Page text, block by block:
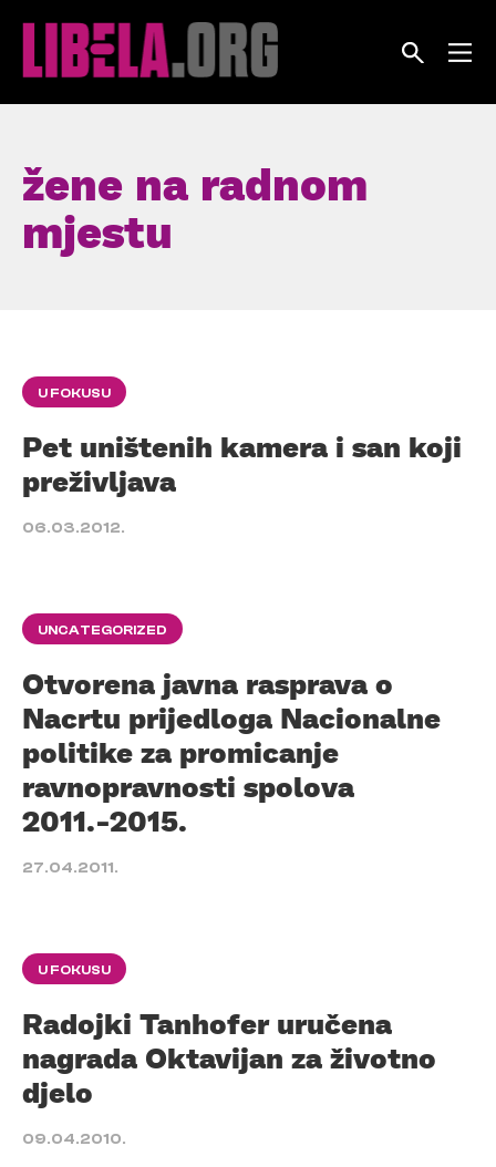
žene na radnom
mjestu
U FOKUSU
Pet uništenih kamera i san koji
preživljava
06.03.2012.
UNCATEGORIZED
Otvorena javna rasprava o
Nacrtu prijedloga Nacionalne
politike za promicanje
ravnopravnosti spolova
2011.-2015.
27.04.2011.
U FOKUSU
Radojki Tanhofer uručena
nagrada Oktavijan za životno
djelo
09.04.2010.